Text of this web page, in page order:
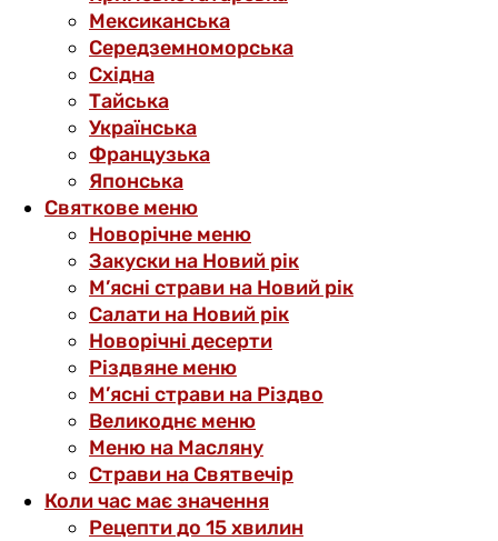
Мексиканська
Середземноморська
Східна
Тайська
Українська
Французька
Японська
Святкове меню
Новорічне меню
Закуски на Новий рік
М’ясні страви на Новий рік
Салати на Новий рік
Новорічні десерти
Різдвяне меню
М’ясні страви на Різдво
Великоднє меню
Меню на Масляну
Страви на Святвечір
Коли час має значення
Рецепти до 15 хвилин